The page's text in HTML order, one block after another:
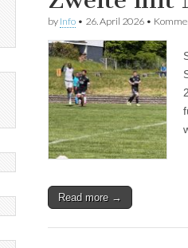
by Info • 26. April 2026 •
Read more →